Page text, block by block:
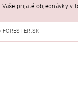
prijaté objednávky